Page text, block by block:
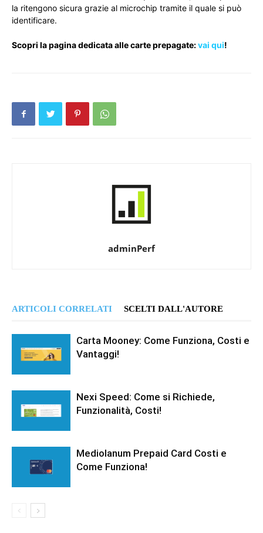
la ritengono sicura grazie al microchip tramite il quale si può
identificare.
Scopri la pagina dedicata alle carte prepagate:vai qui!
adminPerf
ARTICOLI CORRELATI SCELTI DALL'AUTORE
Carta Mooney: Come Funziona, Costi e
Vantaggi!
Nexi Speed: Come si Richiede,
Funzionalità, Costi!
Mediolanum Prepaid Card Costi e
Come Funziona!